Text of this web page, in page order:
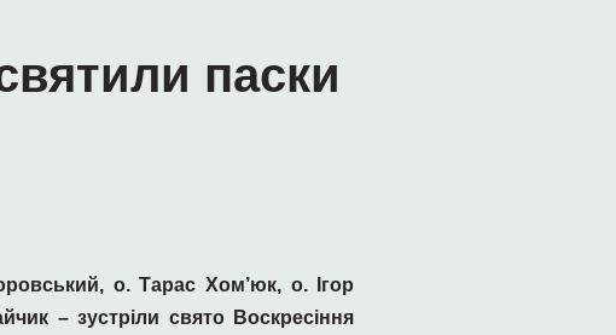
паски
о. Тарас Хом’юк, о. Ігор
– зустріли свято Воскресіння